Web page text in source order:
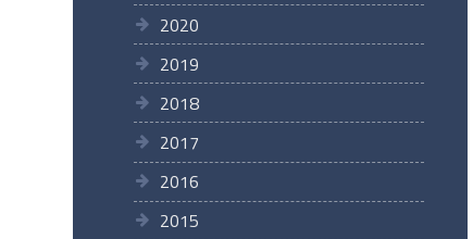
2020
2019
2018
2017
2016
2015